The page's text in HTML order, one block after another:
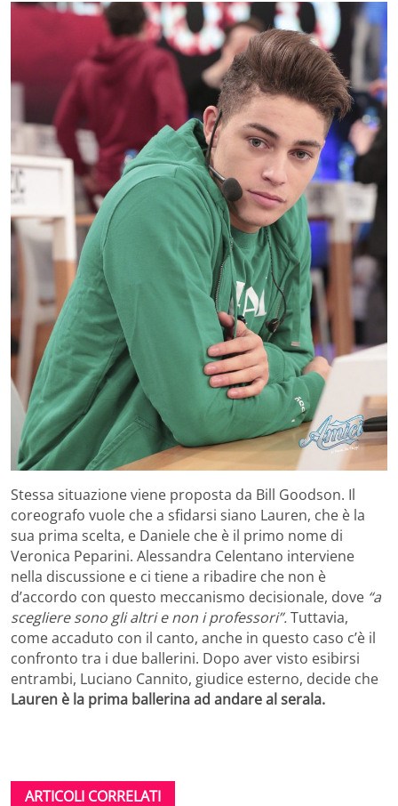
Stessa situazione viene proposta da Bill Goodson. Il
coreografo vuole che a sfidarsi siano Lauren, che è la
sua prima scelta, e Daniele che è il primo nome di
Veronica Peparini. Alessandra Celentano interviene
nella discussione e ci tiene a ribadire che non è
d’accordo con questo meccanismo decisionale, dove “a
scegliere sono gli altri e non i professori”.Tuttavia,
come accaduto con il canto, anche in questo caso c’è il
confronto tra i due ballerini. Dopo aver visto esibirsi
entrambi, Luciano Cannito, giudice esterno, decide che
Lauren è la prima ballerina ad andare al serala.
ARTICOLI CORRELATI